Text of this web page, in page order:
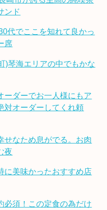
ンド
代でここを知れて良かっ
席
)琴海エリアの中でもかな
ーダーでお一人様にもア
対オーダーしてくれ頼
せなため息がでる。お肉
夜
に美味かったおすすめ店
必須！この定食の為だけ